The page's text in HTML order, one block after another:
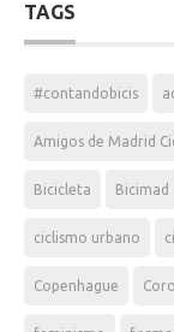
TAGS
#contandobicis
Amigos de Madrid
Bicicleta Bicimad
ciclismo urbano
Copenhague